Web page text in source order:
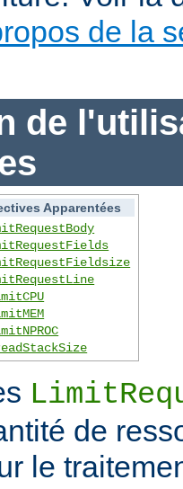
de la
de
Apparentées
de
le